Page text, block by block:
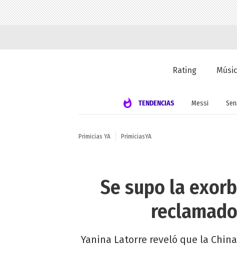
Rating
TENDENCIAS Messi
Primicias YA PrimiciasYA
Se supo la
Yanina Latorre reveló que la